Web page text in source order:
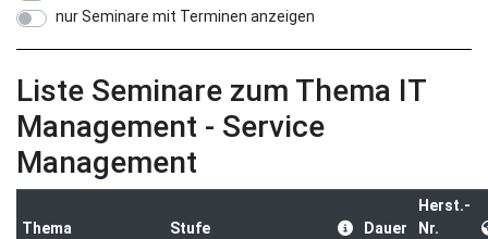
nur Seminare mit Terminen anzeigen
Liste Seminare zum Thema IT
Management - Service
Management
Thema Stufe Dauer
Herst.-
Nr.